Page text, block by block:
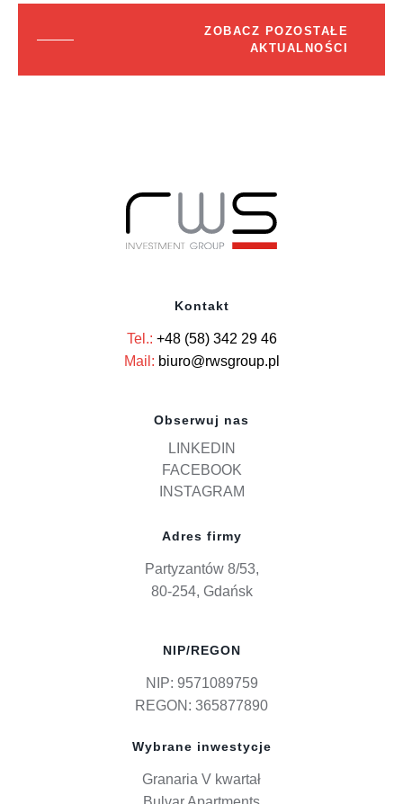
ZOBACZ POZOSTAŁE
AKTUALNOŚCI
Kontakt
Tel.: +48 (58) 342 29 46
Mail: biuro@rwsgroup.pl
Obserwuj nas
LINKEDIN
FACEBOOK
INSTAGRAM
Adres firmy
Partyzantów 8/53,
80-254, Gdańsk
NIP/REGON
NIP: 9571089759
REGON: 365877890
Wybrane inwestycje
Granaria V kwartał